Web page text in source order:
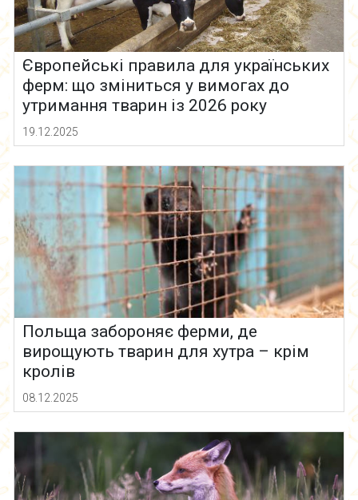
Європейські правила для українських
ферм: що зміниться у вимогах до
утримання тварин із 2026 року
19.12.2025
Польща забороняє ферми, де
вирощують тварин для хутра – крім
кролів
08.12.2025